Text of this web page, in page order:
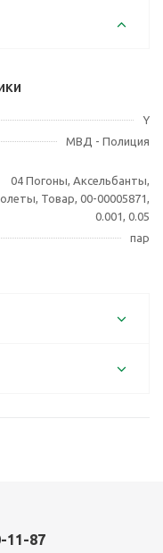
Y
МВД - Полиция
04 Погоны, Аксельбанты,
Товар, 00-00005871,
0.001, 0.05
пар
87